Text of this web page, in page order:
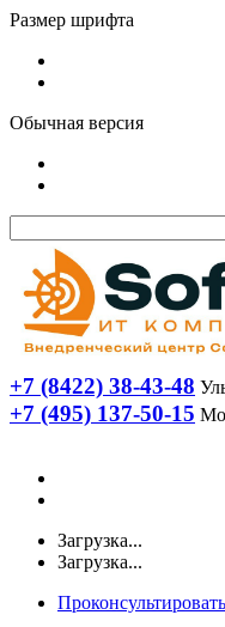
Размер шрифта
Обычная версия
+7 (8422) 38-43-48
+7 (495) 137-50-15
Загрузка...
Загрузка...